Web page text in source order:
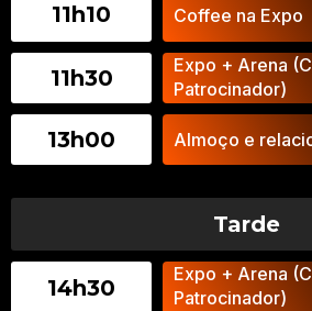
11h10​ Coffee na Expo
11h30
Expo + Arena
Patrocinador)
13h00 Almoço e
Tarde
14h30
Expo + Arena
Patrocinador)​​